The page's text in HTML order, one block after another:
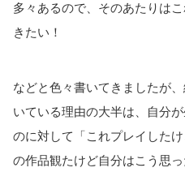
多々あるので、そのあたりは
きたい！
などと色々書いてきましたが
いている理由の大半は、自分
のに対して「これプレイした
の作品観たけど自分はこう思